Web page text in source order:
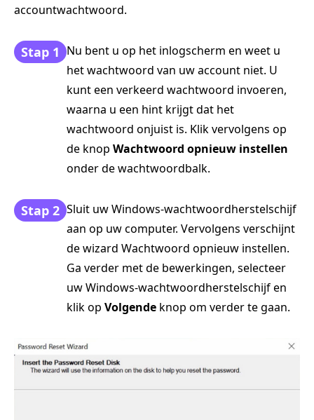
accountwachtwoord.
Stap 1 Nu bent u op het inlogscherm en weet u
het wachtwoord van uw account niet. U
kunt een verkeerd wachtwoord invoeren,
waarna u een hint krijgt dat het
wachtwoord onjuist is. Klik vervolgens op
de knop Wachtwoord opnieuw instellen
onder de wachtwoordbalk.
Stap 2 Sluit uw Windows-wachtwoordherstelschijf
aan op uw computer. Vervolgens verschijnt
de wizard Wachtwoord opnieuw instellen.
Ga verder met de bewerkingen, selecteer
uw Windows-wachtwoordherstelschijf en
klik op Volgende knop om verder te gaan.